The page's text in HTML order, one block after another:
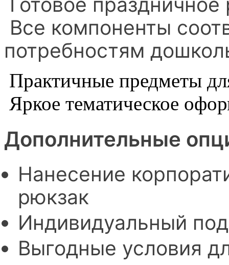
Все компоненты
потребностям
Практичные предметы
Яркое тематическое
Дополнительные
Нанесение
рюкзак
Индивидуальный
Выгодные условия